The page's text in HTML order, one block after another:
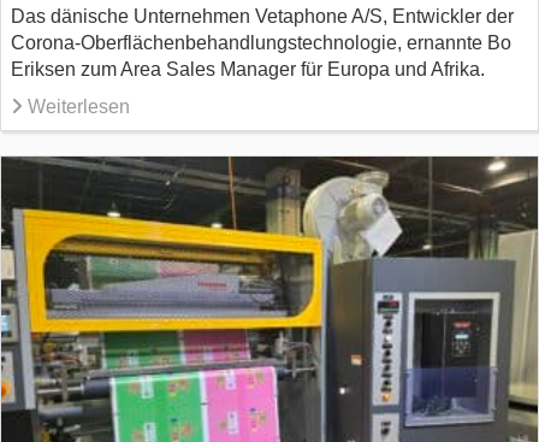
Das dänische Unternehmen Vetaphone A/S, Entwickler der
Corona-Oberflächenbehandlungstechnologie, ernannte Bo
Eriksen zum Area Sales Manager für Europa und Afrika.
Weiterlesen